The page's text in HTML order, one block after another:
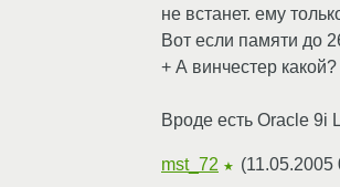
не встанет. ему
Вот если памяти до
+ А винчестер
Вроде есть Oracle 9i
mst_72 ★ (11.05.2005